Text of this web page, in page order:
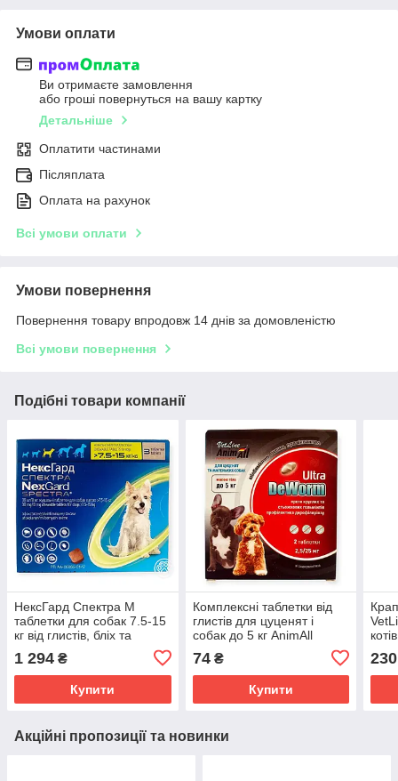
Умови оплати
Ви отримаєте замовлення
або гроші повернуться на вашу картку
Детальніше
Оплатити частинами
Післяплата
Оплата на рахунок
Всі умови оплати
Умови повернення
Повернення товару впродовж 14 днів за домовленістю
Всі умови повернення
Подібні товари компанії
НексГард Спектра M
таблетки для собак 7.5-15
кг від глистів, бліх та
кліщів, смачна жувальна
пігулка для середніх порід
1 294 ₴
Купити
Комплексні таблетки від
глистів для цуценят і
собак до 5 кг AnimAll
антигельмінтний препарат
зі смаком м'яса
74₴
Купити
230
Акційні пропозиції та новинки